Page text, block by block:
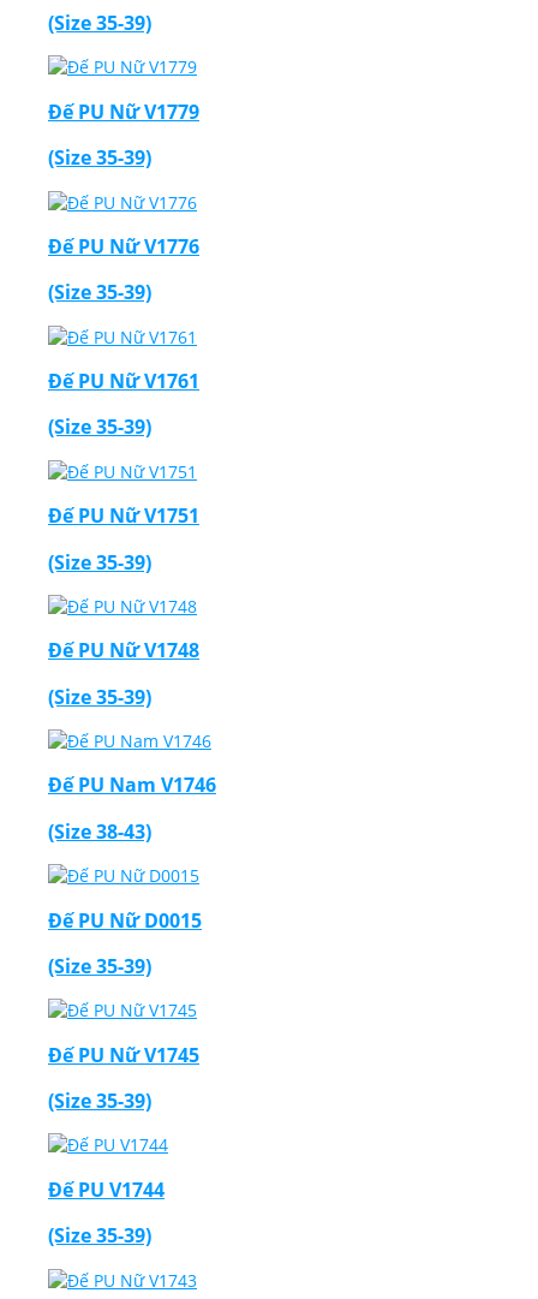
(Size 35-39)
Đế PU Nữ V1779
(Size 35-39)
Đế PU Nữ V1776
(Size 35-39)
Đế PU Nữ V1761
(Size 35-39)
Đế PU Nữ V1751
(Size 35-39)
Đế PU Nữ V1748
(Size 35-39)
Đế PU Nam V1746
(Size 38-43)
Đế PU Nữ D0015
(Size 35-39)
Đế PU Nữ V1745
(Size 35-39)
Đế PU V1744
(Size 35-39)